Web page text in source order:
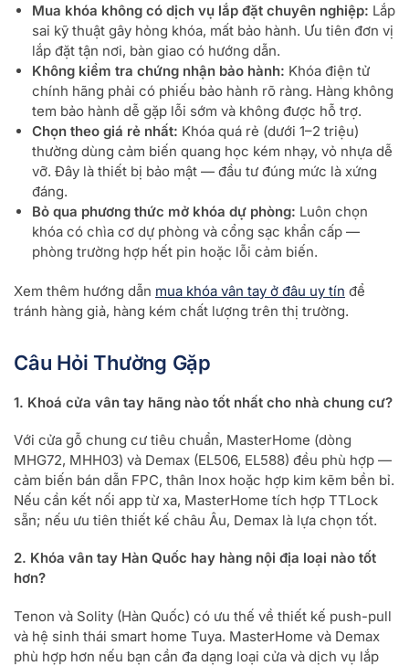
Mua khóa không có dịch vụ lắp đặt chuyên nghiệp: Lắp
sai kỹ thuật gây hỏng khóa, mất bảo hành. Ưu tiên đơn vị
lắp đặt tận nơi, bàn giao có hướng dẫn.
Không kiểm tra chứng nhận bảo hành: Khóa điện tử
chính hãng phải có phiếu bảo hành rõ ràng. Hàng không
tem bảo hành dễ gặp lỗi sớm và không được hỗ trợ.
Chọn theo giá rẻ nhất: Khóa quá rẻ (dưới 1–2 triệu)
thường dùng cảm biến quang học kém nhạy, vỏ nhựa dễ
vỡ. Đây là thiết bị bảo mật — đầu tư đúng mức là xứng
đáng.
Bỏ qua phương thức mở khóa dự phòng: Luôn chọn
khóa có chìa cơ dự phòng và cổng sạc khẩn cấp —
phòng trường hợp hết pin hoặc lỗi cảm biến.
Xem thêm hướng dẫn mua khóa vân tay ở đâu uy tín để
tránh hàng giả, hàng kém chất lượng trên thị trường.
Câu Hỏi Thường Gặp
1. Khoá cửa vân tay hãng nào tốt nhất cho nhà chung cư?
Với cửa gỗ chung cư tiêu chuẩn, MasterHome (dòng
MHG72, MHH03) và Demax (EL506, EL588) đều phù hợp —
cảm biến bán dẫn FPC, thân Inox hoặc hợp kim kẽm bền bỉ.
Nếu cần kết nối app từ xa, MasterHome tích hợp TTLock
sẵn; nếu ưu tiên thiết kế châu Âu, Demax là lựa chọn tốt.
2. Khóa vân tay Hàn Quốc hay hàng nội địa loại nào tốt
hơn?
Tenon và Solity (Hàn Quốc) có ưu thế về thiết kế push-pull
và hệ sinh thái smart home Tuya. MasterHome và Demax
phù hợp hơn nếu bạn cần đa dạng loại cửa và dịch vụ lắp